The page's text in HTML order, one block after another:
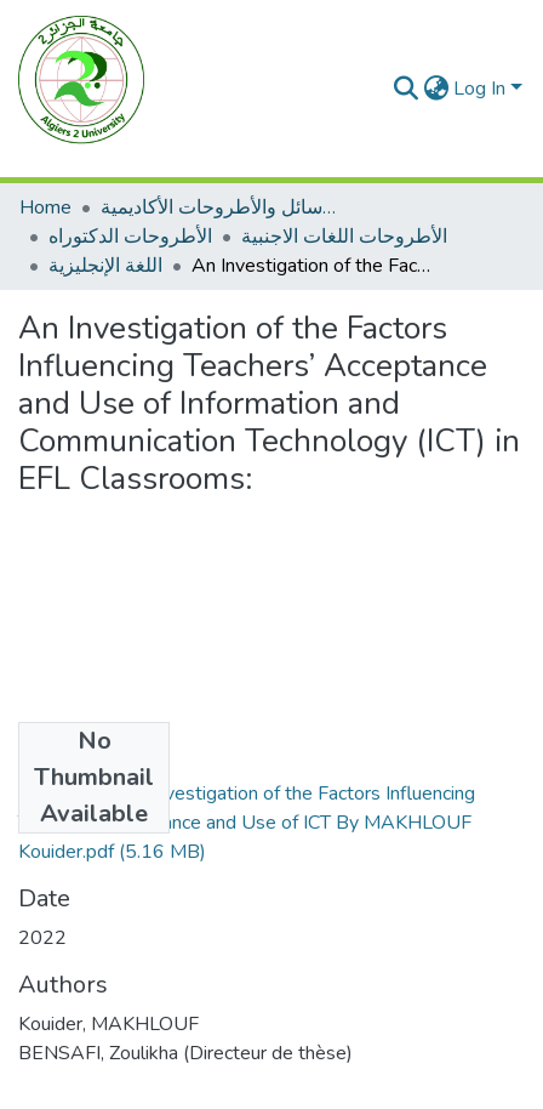
Log In
Home
الرسائل والأطروحات الأكاديمية
الأطروحات الدكتوراه
الأطروحات اللغات الاجنبية
اللغة الإنجليزية
An Investigation of the Factors Influencing Teachers’ Acceptance and Use of Information and Communication Technology (ICT) in EFL Classrooms:
An Investigation of the Factors
Influencing Teachers’ Acceptance
and Use of Information and
Communication Technology (ICT) in
EFL Classrooms:
No
Thumbnail
Available
Final Thesis An Investigation of the Factors Influencing
Teachers’ Acceptance and Use of ICT By MAKHLOUF
Kouider.pdf(5.16 MB)
Date
2022
Authors
Kouider, MAKHLOUF
BENSAFI, Zoulikha (Directeur de thèse)